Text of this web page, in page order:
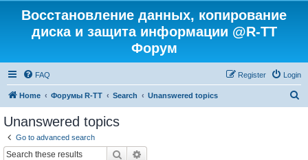
Восстановление данных, копирование
диска и защита информации @R-TT
Форум
FAQ Login
Register
Home Форумы R-TT Search Unanswered topics
Unanswered topics
Go to advanced search
Search